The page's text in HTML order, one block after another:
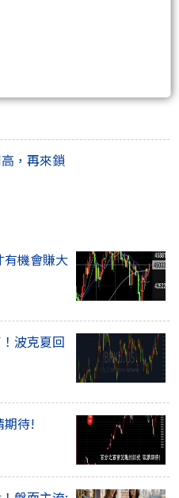
，再來鎖
機會賺大
波克夏回
期待!